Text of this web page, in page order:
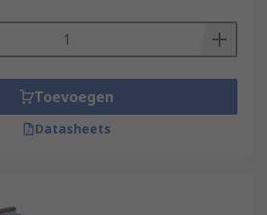
Toevoegen
Datasheets